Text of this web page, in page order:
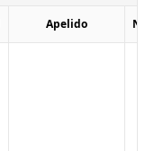
Apelido